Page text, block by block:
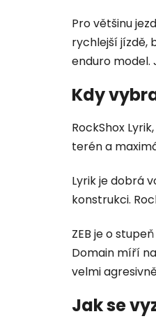
Pro většinu
rychlejší jízdě,
enduro model.
Kdy
RockShox
terén a
Lyrik je dobrá
konstrukci.
ZEB je o
Domain míří
velmi
Jak se